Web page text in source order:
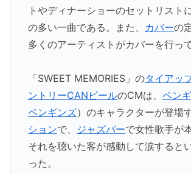
トやディナーショーのセットリスト
の多い一曲である。また、
カバーの
多くのアーティストがカバーを行って
「SWEET MEMORIES」のタイアッ
ントリーCANビールのCMは、 ペン
ペンギンズ）のキャラクターが登場
ションで、 ジャズバーで女性歌手が
それを聴いた客が感動して涙すると
った。